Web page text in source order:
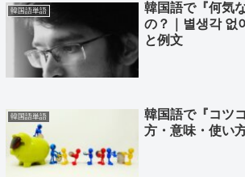
韓国語単語
韓国語で『何気
の？｜별생각 없
と例文
韓国語単語
韓国語で『コツ
方・意味・使い